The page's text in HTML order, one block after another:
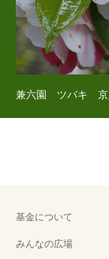
兼六園 ツバキ 京
基金について
みんなの広場